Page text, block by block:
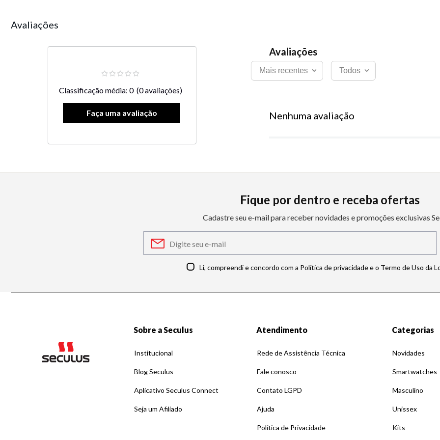
Avaliações
Classificação média: 0 (0 avaliações)
Mais recentes Todos
Nenhuma avaliação
Fique por dentro e receba ofertas
Cadastre seu e-mail para receber novidades e promoções exclusivas
Li, compreendi e concordo com a Política de privacidade e o Termo de Uso da
Sobre a Seculus
Institucional
Blog Seculus
Aplicativo Seculus Connect
Seja um Afiliado
Atendimento
Rede de Assistência Técnica
Fale conosco
Contato LGPD
Ajuda
Política de Privacidade
Categorias
Novidades
Smartwatches
Masculino
Unissex
Kits